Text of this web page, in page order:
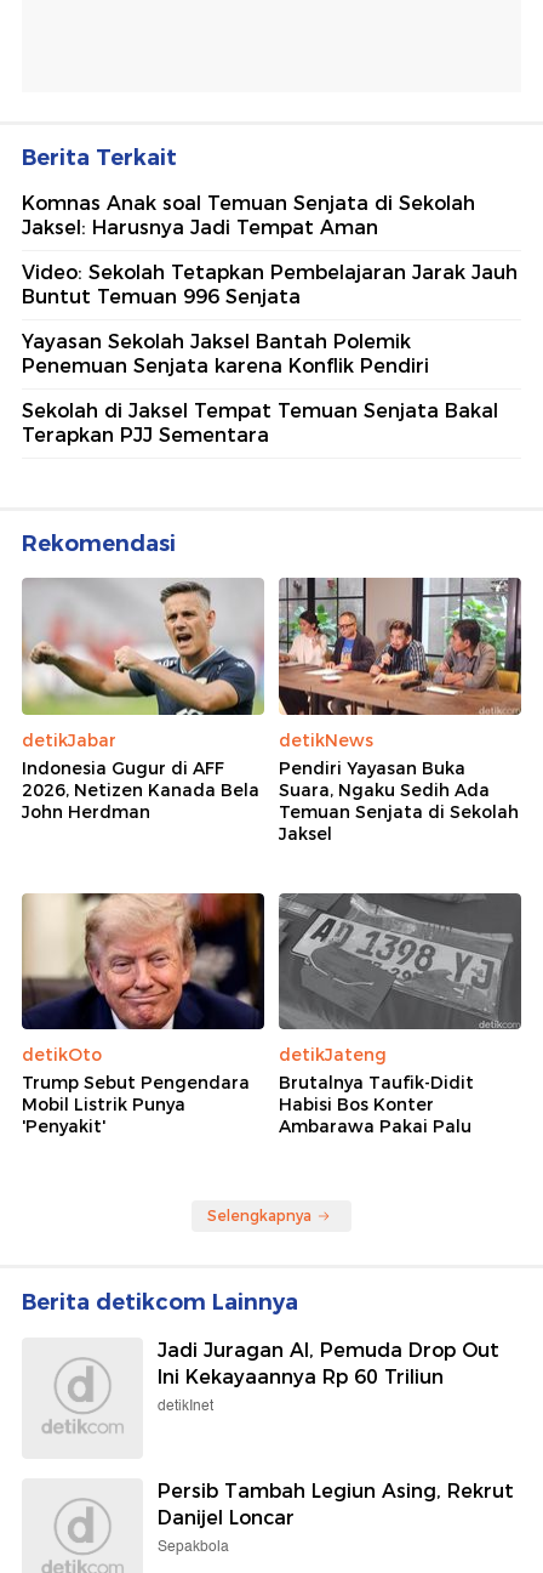
Berita Terkait
Komnas Anak soal Temuan Senjata di Sekolah
Jaksel: Harusnya Jadi Tempat Aman
Video: Sekolah Tetapkan Pembelajaran Jarak Jauh
Buntut Temuan 996 Senjata
Yayasan Sekolah Jaksel Bantah Polemik
Penemuan Senjata karena Konflik Pendiri
Sekolah di Jaksel Tempat Temuan Senjata Bakal
Terapkan PJJ Sementara
Rekomendasi
detikJabar
Indonesia Gugur di AFF
2026, Netizen Kanada Bela
John Herdman
detikNews
Pendiri Yayasan Buka
Suara, Ngaku Sedih Ada
Temuan Senjata di Sekolah
Jaksel
detikOto
Trump Sebut Pengendara
Mobil Listrik Punya
'Penyakit'
detikJateng
Brutalnya Taufik-Didit
Habisi Bos Konter
Ambarawa Pakai Palu
Selengkapnya
Berita detikcom Lainnya
Jadi Juragan AI, Pemuda Drop Out
Ini Kekayaannya Rp 60 Triliun
detikInet
Persib Tambah Legiun Asing, Rekrut
Danijel Loncar
Sepakbola